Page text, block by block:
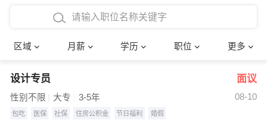
区域 月薪 学历 职位 更多
4000-5000元
8000-12000元
12000-20000元
博士
文员
财务会计
确定
设计专员 面议
性别不限 大专 3-5年 08-10
包吃 医保 社保 住房公积金 节日福利 婚假